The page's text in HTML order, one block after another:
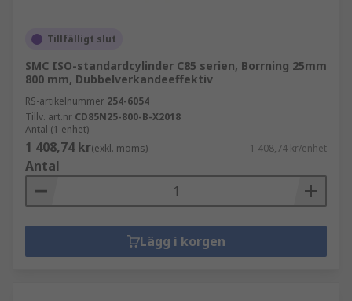
Tillfälligt slut
SMC ISO-standardcylinder C85 serien, Borrning 25mm
800 mm, Dubbelverkandeeffektiv
RS-artikelnummer 254-6054
Tillv. art.nr CD85N25-800-B-X2018
Antal (1 enhet)
1 408,74 kr(exkl. moms) 1 408,74 kr/enhet
Antal
Lägg i korgen